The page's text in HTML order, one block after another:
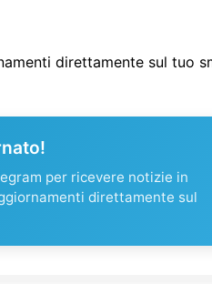
direttamente sul tuo
per ricevere notizie in
direttamente sul